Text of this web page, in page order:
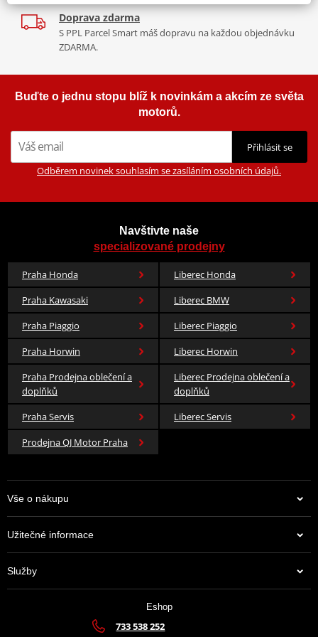
Doprava zdarma
S PPL Parcel Smart máš dopravu na každou objednávku
ZDARMA.
Buďte o jednu stopu blíž k novinkám a akcím ze světa
motorů.
Přihlásit se
Odběrem novinek souhlasím se zasíláním osobních údajů.
Navštivte naše
specializované prodejny
Praha Honda
Liberec Honda
Praha Kawasaki
Liberec BMW
Praha Piaggio
Liberec Piaggio
Praha Horwin
Liberec Horwin
Praha Prodejna oblečení a
doplňků
Liberec Prodejna oblečení a
doplňků
Praha Servis
Liberec Servis
Prodejna QJ Motor Praha
Vše o nákupu
Užitečné informace
Služby
Eshop
733 538 252